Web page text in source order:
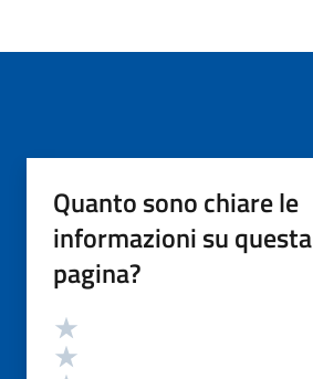
Quanto sono chiare le
informazioni su questa
pagina?
Valutazione